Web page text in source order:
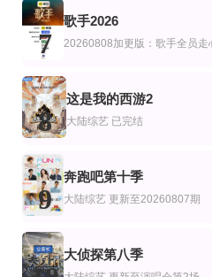
7
歌手2026
20260808加更版：歌手全员走
8
这是我的西游2
大陆综艺 已完结
9
奔跑吧第十季
大陆综艺 更新至20260807期
大侦探第八季